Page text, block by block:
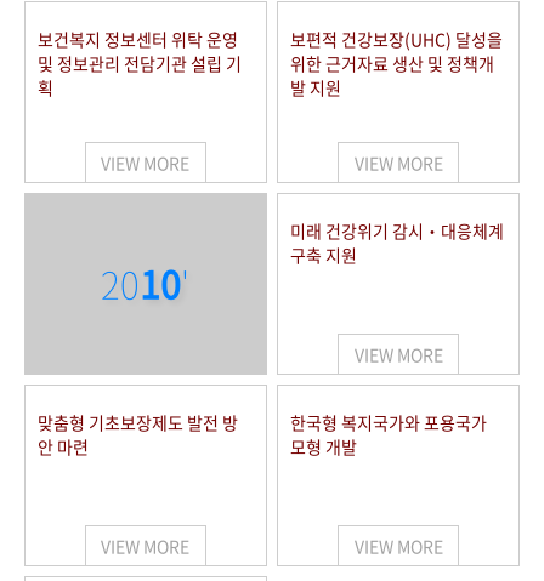
보건복지 정보센터 위탁 운영
및 정보관리 전담기관 설립 기
획
VIEW MORE
보편적 건강보장(UHC) 달성을
위한 근거자료 생산 및 정책개
발 지원
VIEW MORE
2010'
미래 건강위기 감시‧대응체계
구축 지원
VIEW MORE
맞춤형 기초보장제도 발전 방
안 마련
VIEW MORE
한국형 복지국가와 포용국가
모형 개발
VIEW MORE